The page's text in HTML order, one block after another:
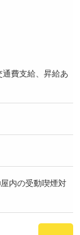
費支給、昇給あ
内の受動喫煙対